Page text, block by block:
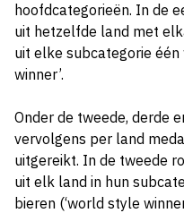
hoofdcategorieën. In de
uit hetzelfde land met
uit elke subcategorie één
winner’.
Onder de tweede, derde
vervolgens per land
uitgereikt. In de tweede
uit elk land in hun
bieren (‘world style